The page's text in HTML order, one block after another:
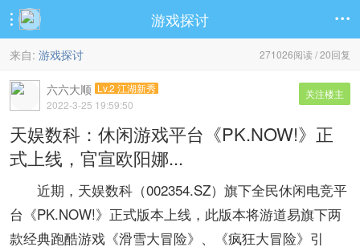
 游戏探讨 
271026阅读 / 20回复
来自: 游戏探讨
关注楼主
六六大顺 Lv.2 江湖新秀
2022-3-25 19:59:50
天娱数科：休闲游戏平台《PK.NOW!》正
式上线，官宣欧阳娜...
近期，天娱数科（002354.SZ）旗下全民休闲电竞平
台《PK.NOW!》正式版本上线，此版本将游道易旗下两
款经典跑酷游戏《滑雪大冒险》、《疯狂大冒险》引